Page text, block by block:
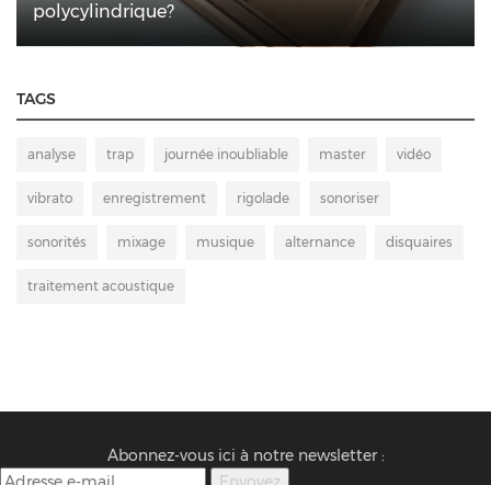
polycylindrique?
TAGS
analyse trap journée inoubliable master vidéo
vibrato enregistrement rigolade sonoriser
sonorités mixage musique alternance disquaires
traitement acoustique
Abonnez-vous ici à notre newsletter :